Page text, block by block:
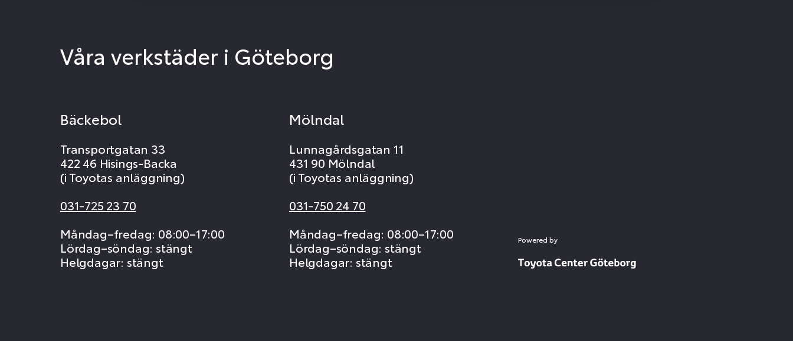
Våra verkstäder i Göteborg
Bäckebol
Transportgatan 33
422 46 Hisings-Backa
(i Toyotas anläggning)
031-725 23 70
Måndag–fredag: 08:00–17:00
Lördag–söndag: stängt
Helgdagar: stängt
Mölndal
Lunnagårdsgatan 11
431 90 Mölndal
(i Toyotas anläggning)
031-750 24 70
Måndag–fredag: 08:00–17:00
Lördag–söndag: stängt
Helgdagar: stängt
Powered by